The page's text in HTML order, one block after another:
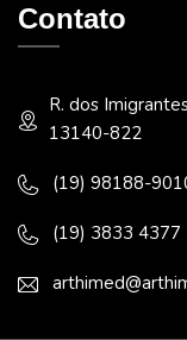
Contato
R. dos
13140-822
(19) 98188-
(19) 3833 4377